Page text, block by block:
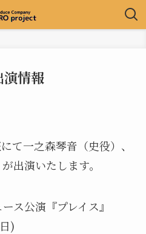
演情報
て一之森琴音（史役）、
出演いたします。
ス公演『プレイス』
)